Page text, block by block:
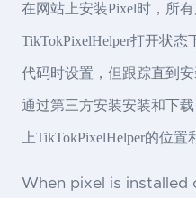
在网站上安装Pixel时，所
TikTokPixelHelper打开状
代码时设置，但跟踪直到
通过第三方安装安装和下
上TikTokPixelHelper的位置
When pixel is installed